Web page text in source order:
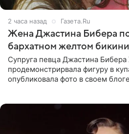
2 часа назад Газета.Ru
Жена Джастина Бибера
бархатном желтом бикини
Супруга певца Джастина Бибера
продемонстрирвала фигуру в
опубликовала фото в своем